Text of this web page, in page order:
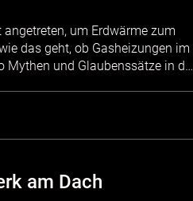
um Erdwärme zum
das geht, ob Gasheizungen im
Mythen und Glaubenssätze in d…
am Dach